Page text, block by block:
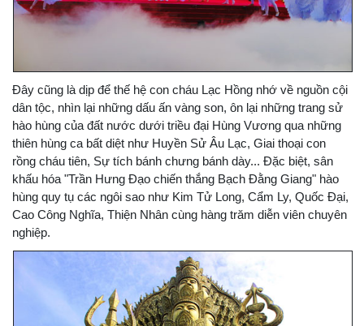
Đây cũng là dịp để thế hệ con cháu Lạc Hồng nhớ về nguồn cội
dân tộc, nhìn lại những dấu ấn vàng son, ôn lại những trang sử
hào hùng của đất nước dưới triều đại Hùng Vương qua những
thiên hùng ca bất diệt như Huyền Sử Âu Lạc, Giai thoại con
rồng cháu tiên, Sự tích bánh chưng bánh dày... Đặc biệt, sân
khấu hóa "Trần Hưng Đạo chiến thắng Bạch Đằng Giang" hào
hùng quy tụ các ngôi sao như Kim Tử Long, Cẩm Ly, Quốc Đại,
Cao Công Nghĩa, Thiện Nhân cùng hàng trăm diễn viên chuyên
nghiệp.